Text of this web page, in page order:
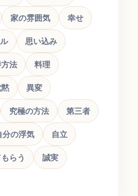
家の雰囲気 幸せ
思い込み
法 料理
異変
究極の方法 第三者
分の浮気 自立
らう 誠実